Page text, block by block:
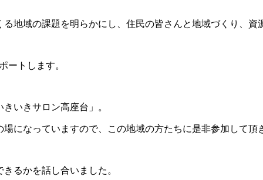
地域の課題を明らかにし、住民の皆さんと地域づくり、
ートします。
いきサロン高座台」。
になっていますので、この地域の方たちに是非参加して頂
るかを話し合いました。